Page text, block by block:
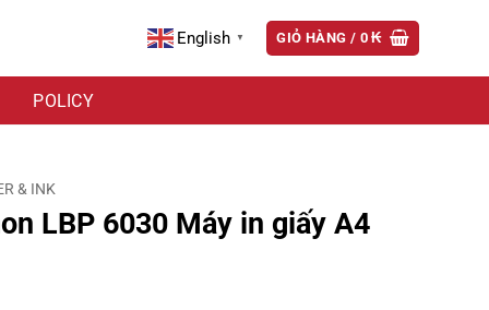
English ▼ GIỎ HÀNG / 0₭
POLICY
& INK
LBP 6030 Máy in giấy A4